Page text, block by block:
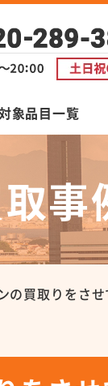
象品目一覧
事
の買取りをさ